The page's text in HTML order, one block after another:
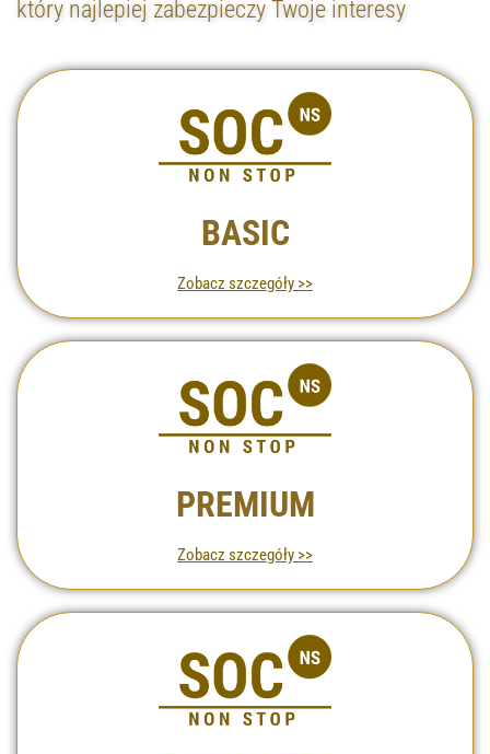
który najlepiej zabezpieczy Twoje interesy
BASIC
Zobacz szczegóły >>
PREMIUM
Zobacz szczegóły >>